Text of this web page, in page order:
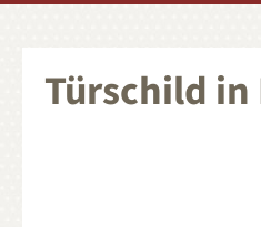
Türschild in